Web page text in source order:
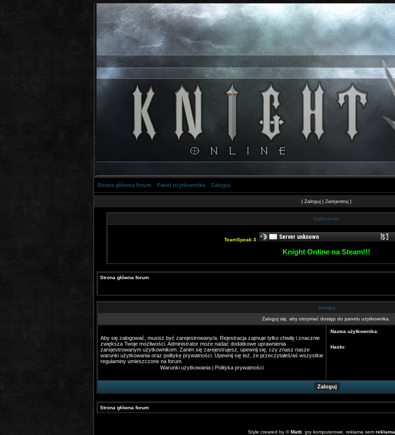
Strona główna forum Panel użytkownika Zaloguj
( Zaloguj| Zarejestruj)
Ogłoszenie
TeamSpeak 3:
Knight Online na Steam!!!
Strona główna forum
Zaloguj
Zaloguj się, aby otrzymać dostęp do panelu użytkownika.
Aby się zalogować, musisz być zarejestrowany/a. Rejestracja zajmuje tylko chwilę i znacznie
zwiększa Twoje możliwości. Administrator może nadać dodatkowe uprawnienia
zarejestrowanym użytkownikom. Zanim się zarejestrujesz, upewnij się, czy znasz nasze
warunki użytkowania oraz politykę prywatności. Upewnij się też, że przeczytałeś/aś wszystkie
regulaminy umieszczone na forum.
Warunki użytkowania | Polityka prywatności
Nazwa użytkownika:
Hasło:
Strona główna forum
Style created by ©Matti gry komputerowe , reklama sem reklama